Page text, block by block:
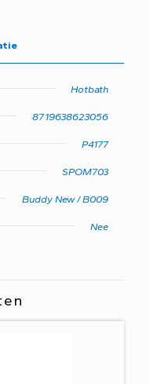
Hotbath
8719638623056
P4177
SPOM703
Buddy New / B009
Nee